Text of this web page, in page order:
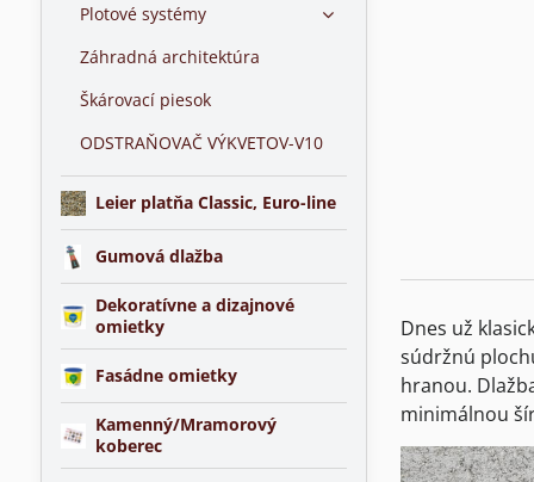
Dnes už
súdržnú
hranou.
minimálnou
Plotové systémy
Záhradná architektúra
Škárovací piesok
ODSTRAŇOVAČ VÝKVETOV-V10
Leier platňa Classic, Euro-line
Gumová dlažba
Dekoratívne a dizajnové
omietky
Fasádne omietky
Kamenný/Mramorový
koberec